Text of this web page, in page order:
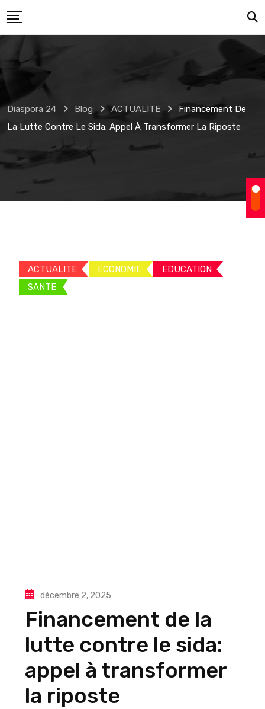
to
Diaspora 24 Blog ACTUALITE
Financement De
La Lutte Contre Le Sida: Appel À Transformer La Riposte
ACTUALITE ECONOMIE
EDUCATION
SANTE
décembre 2, 2025
Financement de la
lutte contre le sida:
appel à transformer
la riposte